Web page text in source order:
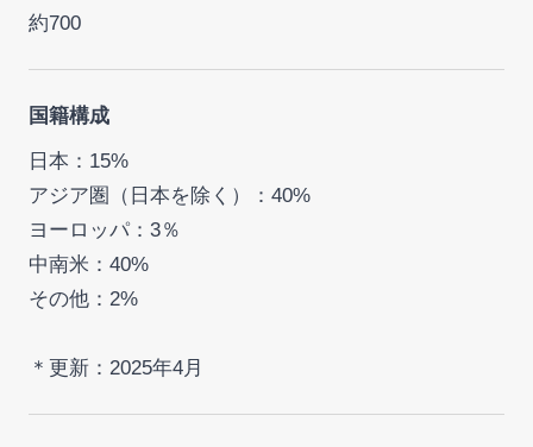
約700
国籍構成
日本：15%
アジア圏（日本を除く）：40%
ヨーロッパ：3％
中南米：40%
その他：2%
＊更新：2025年4月